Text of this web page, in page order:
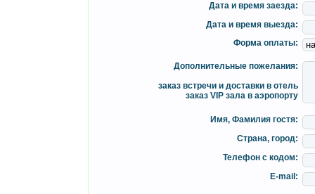
Дата и время заезда:
Дата и время выезда:
Форма оплаты:
Дополнительные пожелания:
заказ встречи и доставки в отель
заказ VIP зала в аэропорту
Имя, Фамилия гостя:
Страна, город:
Телефон с кодом:
E-mail: